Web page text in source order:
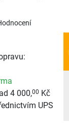
4 000,00 Kč
UPS